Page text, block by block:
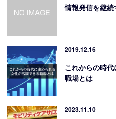
情報発信を継
2019.12.16
これからの時
職場とは
2023.11.10